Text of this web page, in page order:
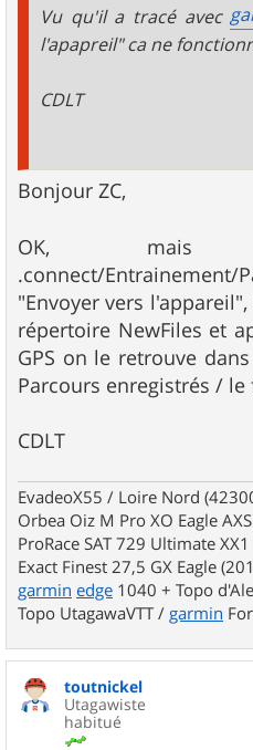
Vu qu'il a tracé avec
l'apapreil" ca ne
CDLT
Bonjour ZC,
OK,
.connect/
"Envoyer vers
répertoire NewFiles et
GPS on le retrouve
Parcours enregistrés / le
CDLT
EvadeoX55 / Loire Nord
Orbea Oiz M Pro XO Eagle
ProRace SAT 729 Ultimate
Exact Finest 27,5 GX Eagle
garmin edge 1040 + Topo
Topo UtagawaVTT / garmin
toutnickel
Utagawiste
habitué